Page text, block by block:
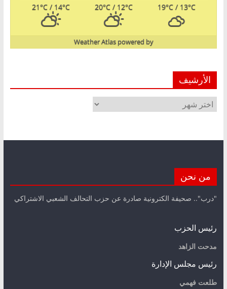
19°C/ 13°C
20°C / 12°C
21°C / 14°C
powered by
Weather Atlas
الأرشيف
الأرشيف
من نحن
"درب".. صحيفة الكترونية صادرة عن حزب التحالف الشعبي الاشتراكي
رئيس الحزب
مدحت الزاهد
رئيس مجلس الإدارة
طلعت فهمي